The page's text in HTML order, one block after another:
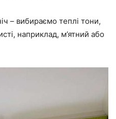
– вибираємо теплі тони,
наприклад, м’ятний або